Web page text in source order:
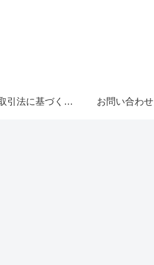
特定商取引法に基づく表記 お問い合わせ